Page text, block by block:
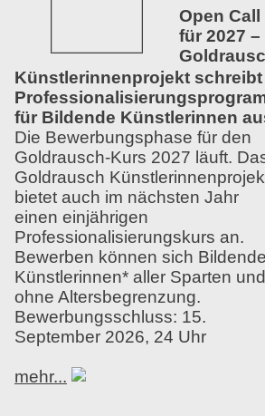
Open Call
für 2027 –
Künstlerinnenprojekt schreibt
für Bildende Künstlerinnen
Die Bewerbungsphase für den
Goldrausch-Kurs 2027 läuft.
Goldrausch
bietet auch im nächsten Jahr
einen einjährigen
Professionalisierungskurs an.
Bewerben können sich
Künstlerinnen* aller Sparten und
ohne Altersbegrenzung.
Bewerbungsschluss: 15.
September 2026, 24 Uhr
mehr...